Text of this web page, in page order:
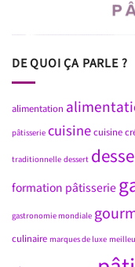
DE QUOI ÇA PARLE ?
alimentation
pâtisserie cuisinecuisine
traditionnelle dessert
formation pâtisserie
gastronomie mondiale
culinaire marques de luxe